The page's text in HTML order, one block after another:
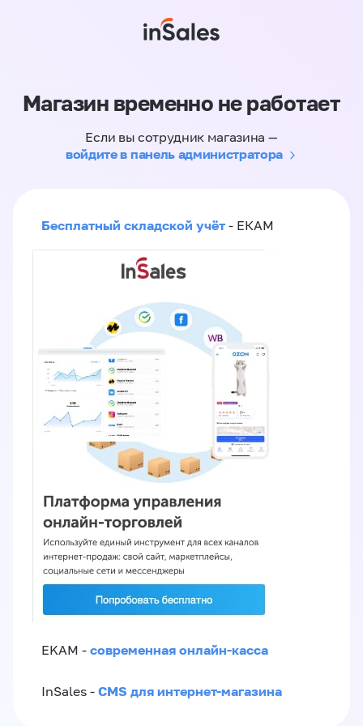
Магазин временно не работает
Если вы сотрудник магазина —
войдите в панель администратора
Бесплатный складской учёт - ЕКАМ
EKAM - современная онлайн-касса
InSales - CMS для интернет-магазина